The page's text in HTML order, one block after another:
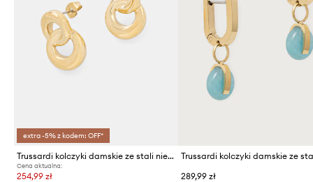
extra -5% z kodem: OFF*
Trussardi kolczyki damskie ze stali nierdzewnej T-BOLD
Cena aktualna:
254,99 zł 289,99 zł